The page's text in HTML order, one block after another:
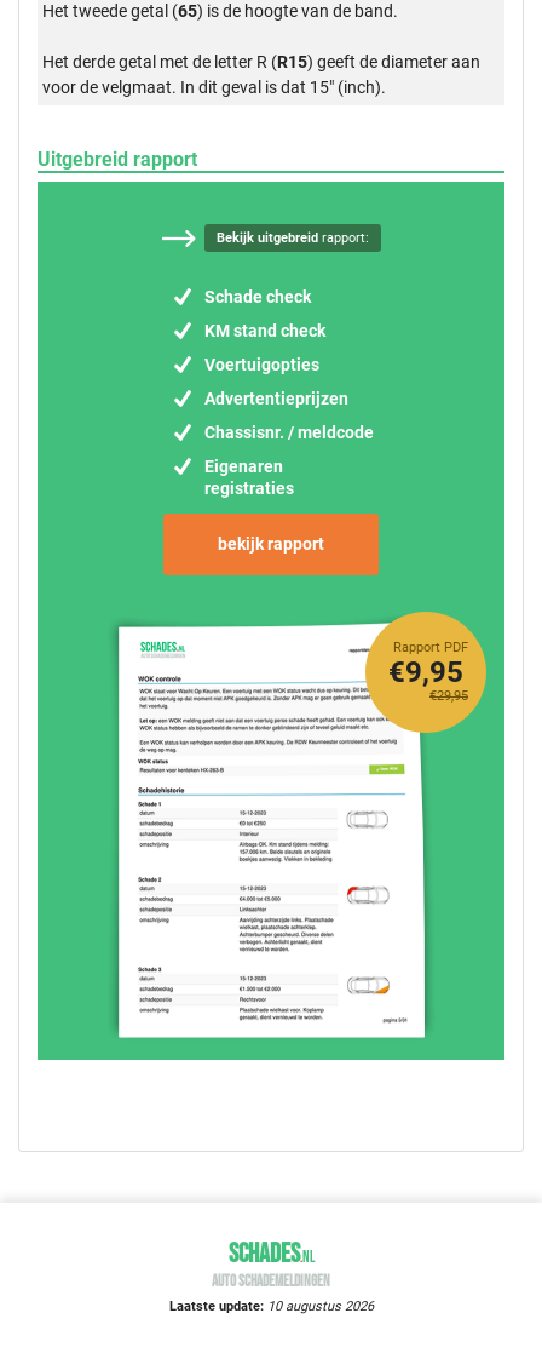
Het tweede getal (65) is de hoogte van de band.
Het derde getal met de letter R (R15) geeft de diameter aan
voor de velgmaat. In dit geval is dat 15" (inch).
Uitgebreid rapport
Bekijk uitgebreid rapport:
Schade check
KM stand check
Voertuigopties
Advertentieprijzen
Chassisnr. / meldcode
Eigenaren
registraties
bekijk rapport
Rapport PDF
€29,95
€9,95
SCHADES.NL
AUTO SCHADEMELDINGEN
Laatste update: 10 augustus 2026